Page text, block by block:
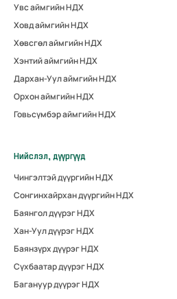
Увс аймгийн НДХ
Ховд аймгийн НДХ
Хөвсгөл аймгийн НДХ
Хэнтий аймгийн НДХ
Дархан-Уул аймгийн НДХ
Орхон аймгийн НДХ
Говьсүмбэр аймгийн НДХ
Нийслэл, дүүргүүд
Чингэлтэй дүүргийн НДХ
Сонгинхайрхан дүүргийн НДХ
Баянгол дүүрэг НДХ
Хан-Уул дүүрэг НДХ
Баянзүрх дүүрэг НДХ
Сүхбаатар дүүрэг НДХ
Багануур дүүрэг НДХ